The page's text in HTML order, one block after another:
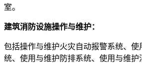
室。
建筑消防设施操作与维护：
包括操作与维护火灾自动报警系统、使
统、使用与维护防排系统、使用与维护